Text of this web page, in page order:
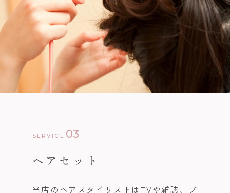
SERVICE 03
ヘアセット
当店のヘアスタイリストはTVや雑誌、ブ